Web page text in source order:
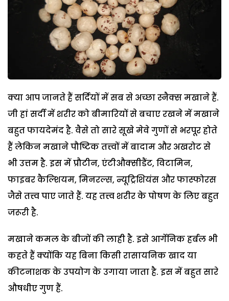
क्या आप जानते हैं सर्दियों में सब से अच्छा स्नैक्स मखाने हैं.
जी हां सर्दी में शरीर को बीमारियों से बचाए रखने में मखाने
बहुत फायदेमंद है. वैसे तो सारे सूखे मेवे गुणों से भरपूर होते
हैं लेकिन मखाने पौष्टिक तत्त्वों में बादाम और अखरोट से
भी उत्तम है. इस में प्रौटीन, एंटीऔक्सीडैंट, विटामिन,
फाइबर कैल्शियम, मिनरल्स, न्यूट्रिशियंस और फास्फोरस
जैसे तत्त्व पाए जाते हैं. यह तत्त्व शरीर के पोषण के लिए बहुत
जरूरी है.
मखाने कमल के बीजों की लाही है. इसे आर्गेनिक हर्बल भी
कहते हैं क्योंकि यह बिना किसी रासायनिक खाद या
कीटनाशक के उपयोग के उगाया जाता है. इस में बहुत सारे
औषधीए गुण हैं.